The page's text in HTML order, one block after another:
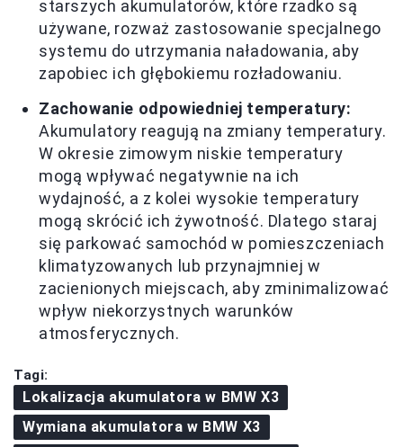
starszych akumulatorów, które rzadko są
używane, rozważ zastosowanie specjalnego
systemu do utrzymania naładowania, aby
zapobiec ich głębokiemu rozładowaniu.
Zachowanie odpowiedniej temperatury:
Akumulatory reagują na zmiany temperatury.
W okresie zimowym niskie temperatury
mogą wpływać negatywnie na ich
wydajność, a z kolei wysokie temperatury
mogą skrócić ich żywotność. Dlatego staraj
się parkować samochód w pomieszczeniach
klimatyzowanych lub przynajmniej w
zacienionych miejscach, aby zminimalizować
wpływ niekorzystnych warunków
atmosferycznych.
Tagi:
Lokalizacja akumulatora w BMW X3
Wymiana akumulatora w BMW X3